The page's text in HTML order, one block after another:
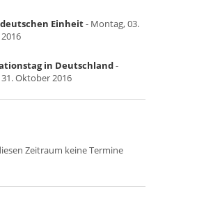
Einheit- Montag, 03.
in Deutschland-
Oktober 2016
Zeitraum keine Termine